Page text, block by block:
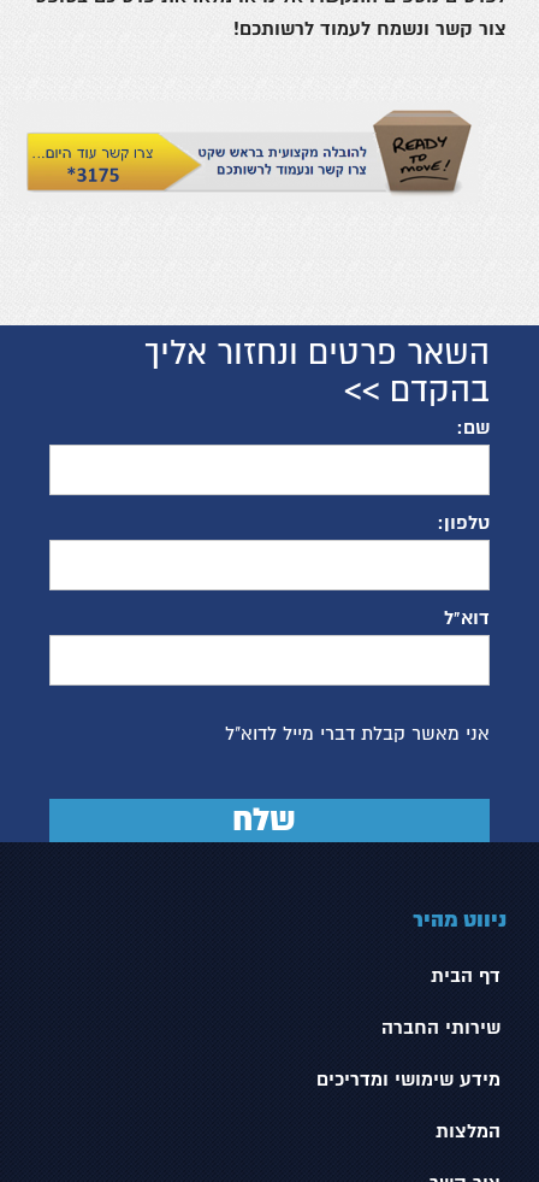
צור קשר ונשמח לעמוד לרשותכם!
השאר פרטים ונחזור אליך
בהקדם >>
שם:
טלפון:
דוא"ל
אני מאשר קבלת דברי מייל לדוא"ל
ניווט מהיר
דף הבית
שירותי החברה
מידע שימושי ומדריכים
המלצות